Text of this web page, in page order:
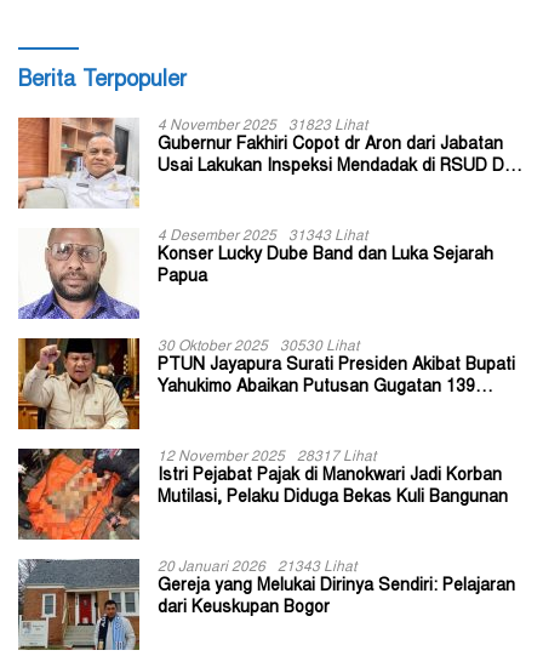
Berita Terpopuler
4 November 2025 31823 Lihat
Gubernur Fakhiri Copot dr Aron dari Jabatan
Usai Lakukan Inspeksi Mendadak di RSUD Dok
4 Desember 2025 31343 Lihat
Konser Lucky Dube Band dan Luka Sejarah
Papua
30 Oktober 2025 30530 Lihat
PTUN Jayapura Surati Presiden Akibat Bupati
Yahukimo Abaikan Putusan Gugatan 139
12 November 2025 28317 Lihat
Istri Pejabat Pajak di Manokwari Jadi Korban
Mutilasi, Pelaku Diduga Bekas Kuli Bangunan
20 Januari 2026 21343 Lihat
Gereja yang Melukai Dirinya Sendiri: Pelajaran
dari Keuskupan Bogor